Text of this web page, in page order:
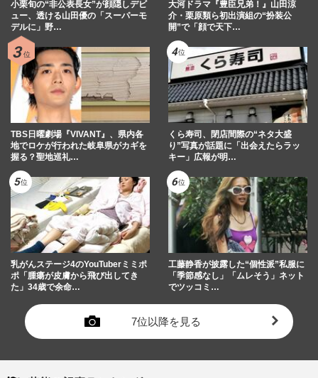
小栗旬の“非公表長女”が顔隠しデビ
ュー、透ける山田優の「スーパーモ
デルに」野…
大河ドラマ『豊臣兄弟！』山田涼
介・栗原類ら初出演組の“扮装公
開”で「顔で天下…
TBS日曜劇場『VIVANT』、県内各
地でロケが行われた岐阜県がカギを
握る？聖地巡礼…
くら寿司、閉店間際の“ネタ大盛
り”写真が話題に「出会えたらラッ
キー」広報が明…
乳がんステージ4のYouTuberミミポ
ポ「腫瘍が皮膚から飛び出してき
た」34歳で余命…
工藤静香が披露した“個性派”私服に
「季節感なし」「ムレそう」ネット
でツッコミ…
7位以降を見る